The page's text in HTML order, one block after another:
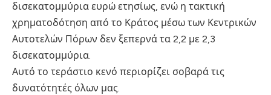
δισεκατομμύρια ευρώ ετησίως, ενώ η τακτική
χρηματοδότηση από το Κράτος μέσω των Κεντρικών
Αυτοτελών Πόρων δεν ξεπερνά τα 2,2 με 2,3
δισεκατομμύρια.
Αυτό το τεράστιο κενό περιορίζει σοβαρά τις
δυνατότητές όλων μας.